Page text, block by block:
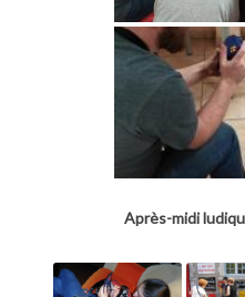
Après-midi